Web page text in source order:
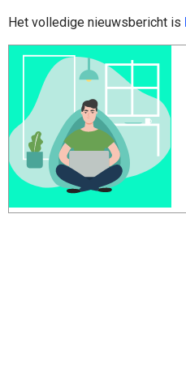
Het volledige nieuwsbericht is